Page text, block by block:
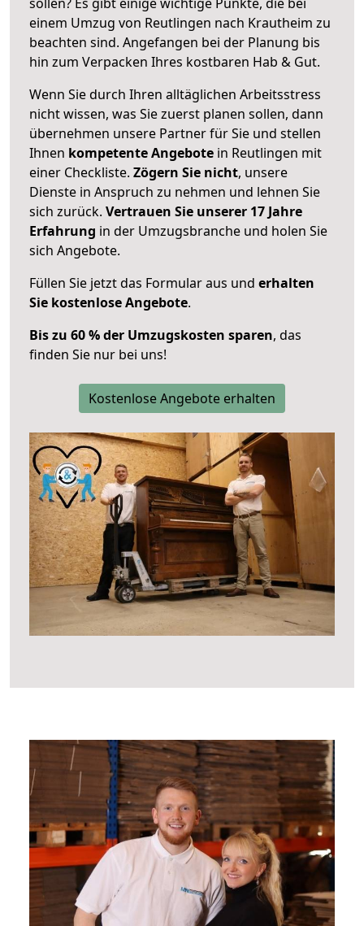
einem Umzug von Reutlingen nach Krautheim zu
beachten sind. Angefangen bei der Planung bis
hin zum Verpacken Ihres kostbaren Hab & Gut.
Wenn Sie durch Ihren alltäglichen Arbeitsstress
nicht wissen, was Sie zuerst planen sollen, dann
übernehmen unsere Partner für Sie und stellen
Ihnen kompetente Angebote in Reutlingen mit
einer Checkliste. Zögern Sie nicht, unsere
Dienste in Anspruch zu nehmen und lehnen Sie
sich zurück. Vertrauen Sie unserer 17 Jahre
Erfahrung in der Umzugsbranche und holen Sie
sich Angebote.
Füllen Sie jetzt das Formular aus und erhalten
Sie kostenlose Angebote.
Bis zu 60 % der Umzugskosten sparen, das
finden Sie nur bei uns!
Kostenlose Angebote erhalten